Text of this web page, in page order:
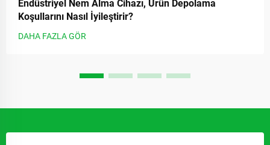
Endüstriyel Nem Alma Cihazı, Ürün Depolama
Koşullarını Nasıl İyileştirir?
DAHA FAZLA GÖR